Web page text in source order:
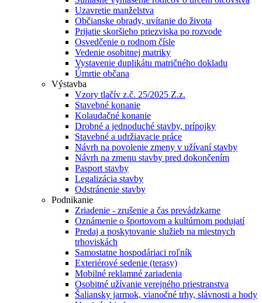
Uzavretie manželstva
Občianske obrady, uvítanie do života
Prijatie skoršieho priezviska po rozvode
Osvedčenie o rodnom čísle
Vedenie osobitnej matriky
Vystavenie duplikátu matričného dokladu
Úmrtie občana
Výstavba
Vzory tlačív z.č. 25/2025 Z.z.
Stavebné konanie
Kolaudačné konanie
Drobné a jednoduché stavby, prípojky
Stavebné a udržiavacie práce
Návrh na povolenie zmeny v užívaní stavby
Návrh na zmenu stavby pred dokončením
Pasport stavby
Legalizácia stavby
Odstránenie stavby
Podnikanie
Zriadenie - zrušenie a čas prevádzkarne
Oznámenie o športovom a kultúrnom podujatí
Predaj a poskytovanie služieb na miestnych
trhoviskách
Samostatne hospodáriaci roľník
Exteriérové sedenie (terasy)
Mobilné reklamné zariadenia
Osobitné užívanie verejného priestranstva
Šaliansky jarmok, vianočné trhy, slávnosti a hody